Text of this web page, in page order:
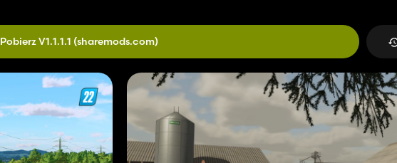
Pobierz V1.1.1.1 (sharemods.com)